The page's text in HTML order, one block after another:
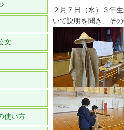
２月７日（水）３年
いて説明を聞き、そ
文
使い方